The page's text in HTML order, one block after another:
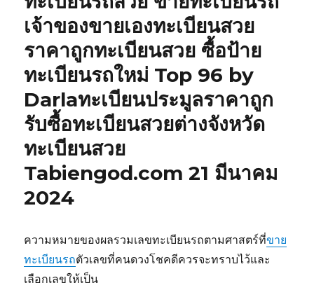
เจ้าของขายเองทะเบียนสวย
ราคาถูกทะเบียนสวย ซื้อป้าย
ทะเบียนรถใหม่ Top 96 by
Darlaทะเบียนประมูลราคาถูก
รับซื้อทะเบียนสวยต่างจังหวัด
ทะเบียนสวย
Tabiengod.com 21 มีนาคม
2024
ความหมายของผลรวมเลขทะเบียนรถตามศาสตร์ที่ขาย
ทะเบียนรถตัวเลขที่คนดวงโชคดีควรจะทราบไว้และ
เลือกเลขให้เป็น